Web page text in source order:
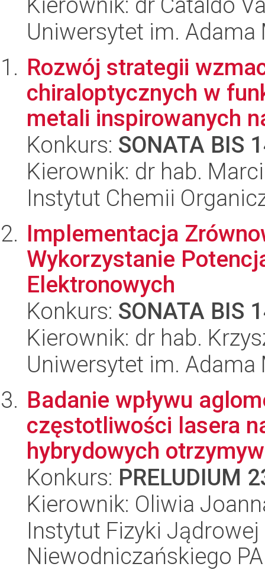
Uniwersytet im.
Rozwój strategii
chiraloptycznych w
metali inspirowanych
Konkurs: SONATA BIS
Kierownik: dr hab.
Instytut Chemii
Implementacja
Wykorzystanie
Elektronowych
Konkurs: SONATA BIS
Kierownik: dr hab.
Uniwersytet im.
Badanie wpływu
częstotliwości lasera
hybrydowych
Konkurs: PRELUDIUM
Kierownik: Oliwia
Instytut Fizyki
Niewodniczańskiego